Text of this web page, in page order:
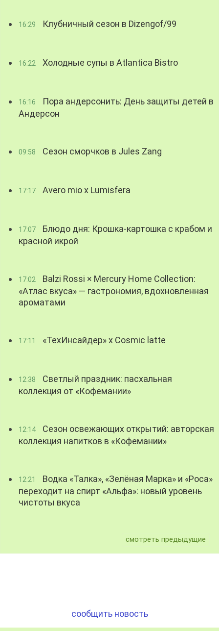
16:29 Клубничный сезон в Dizengof/99
16:22 Холодные супы в Atlantica Bistro
16:16
Пора андерсонить: День защиты детей в
Андерсон
09:58 Сезон сморчков в Jules Zang
17:17 Avero mio x Lumisfera
17:07
Блюдо дня: Крошка-картошка с крабом и
красной икрой
17:02
Balzi Rossi × Mercury Home Collection:
«Атлас вкуса» — гастрономия, вдохновленная
ароматами
17:11 «ТехИнсайдер» х Cosmic latte
12:38
Светлый праздник: пасхальная
коллекция от «Кофемании»
12:14
Сезон освежающих открытий: авторская
коллекция напитков в «Кофемании»
12:21
Водка «Талка», «Зелёная Марка» и «Роса»
переходит на спирт «Альфа»: новый уровень
чистоты вкуса
смотреть предыдущие
сообщить новость